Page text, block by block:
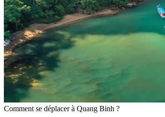
Comment se déplacer à Quang Binh ?